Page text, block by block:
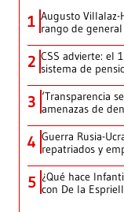
1 Augusto Villalaz-
rango de
2 CSS advierte: el
sistema de
3 ‘Transparencia
amenazas de
4 Guerra Rusia-
repatriados y
5 ¿Qué hace
con De la